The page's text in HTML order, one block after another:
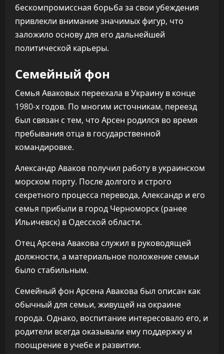
бескомпромиссная борьба за свои убеждения
привлекли внимание значимых фигур, что
заложило основу для его дальнейшей
политической карьеры.
Семейный фон
Семья Аваковых переехала в Украину в конце
1980-х годов. По многим источникам, переезд
был связан с тем, что Арсен родился во время
пребывания отца в государственной
командировке.
Александр Аваков получил работу в украинском
морском порту. После долгого и строго
секретного процесса перевода, Александр и его
семья прибыли в город Черноморск (ранее
Ильичевск) в Одесской области.
Отец Арсена Авакова служил в руководящей
должности, а материальное положение семьи
было стабильным.
Семейный фон Арсена Авакова был описан как
обычный для семьи, живущей на окраине
города. Однако, воспитание интересовало его, и
родители всегда оказывали ему поддержку и
поощрение в учебе и развитии.